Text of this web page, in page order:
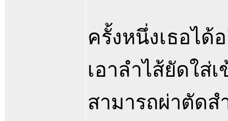
ครั้งหนึ่งเธอได้
เอาลำไส้ยัดใส่
สามารถผ่าตัดส